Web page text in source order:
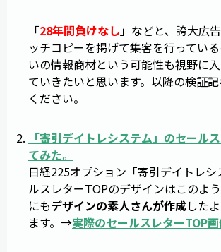
「28年間負けなし 」などと、誇大広
ッチコピーを掲げて集客を行ってい
いの情報商材という可能性も視野に
ていきたいと思います。以降の検証
ください。
「寄引デイトレシステム 」のセール
てみた。
日経225オプション「寄引デイトレシ
ルスレターTOPのデザインはこのよ
にもデザインの素人さんが作成した
ます。→実際のセールスレターTOP